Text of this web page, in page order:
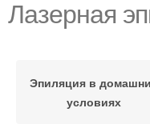
Лазерная
Эпиляция в
условиях